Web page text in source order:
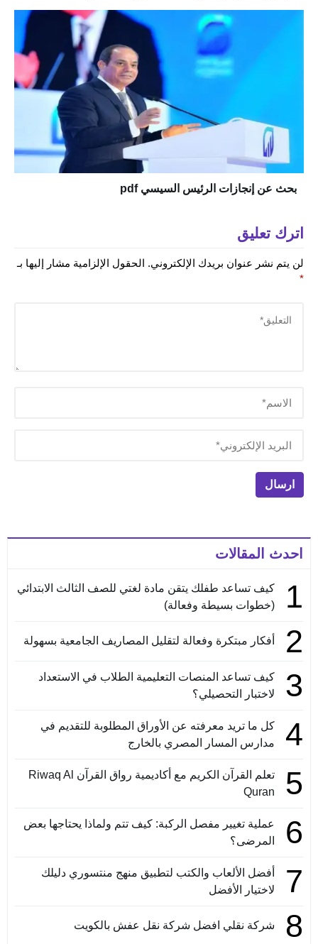
بحث عن إنجازات الرئيس السيسي pdf
اترك تعليق
لن يتم نشر عنوان بريدك الإلكتروني. الحقول الإلزامية مشار إليها بـ
*
احدث المقالات
1
كيف تساعد طفلك يتقن مادة لغتي للصف الثالث الابتدائي
(خطوات بسيطة وفعالة)
2 أفكار مبتكرة وفعالة لتقليل المصاريف الجامعية بسهولة
3
كيف تساعد المنصات التعليمية الطلاب في الاستعداد
لاختبار التحصيلي؟
4
كل ما تريد معرفته عن الأوراق المطلوبة للتقديم في
مدارس المسار المصري بالخارج
5
تعلم القرآن الكريم مع أكاديمية رواق القرآن Riwaq Al
Quran
6
عملية تغيير مفصل الركبة: كيف تتم ولماذا يحتاجها بعض
المرضى؟
7
أفضل الألعاب والكتب لتطبيق منهج منتسوري دليلك
لاختيار الأفضل
8 شركة نقلي افضل شركة نقل عفش بالكويت